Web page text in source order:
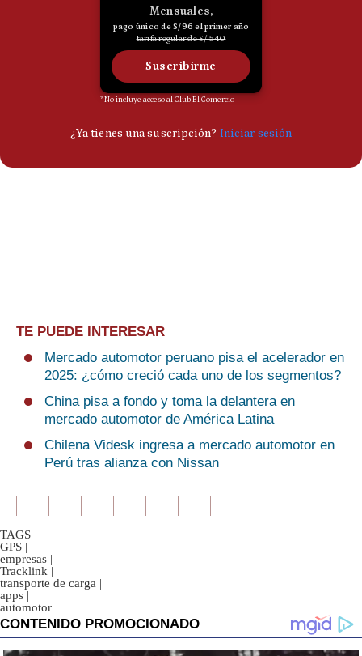
TE PUEDE INTERESAR
Mercado automotor peruano pisa el acelerador en
2025: ¿cómo creció cada uno de los segmentos?
China pisa a fondo y toma la delantera en
mercado automotor de América Latina
Chilena Videsk ingresa a mercado automotor en
Perú tras alianza con Nissan
TAGS
GPS |
empresas |
Tracklink |
transporte de carga |
apps |
automotor